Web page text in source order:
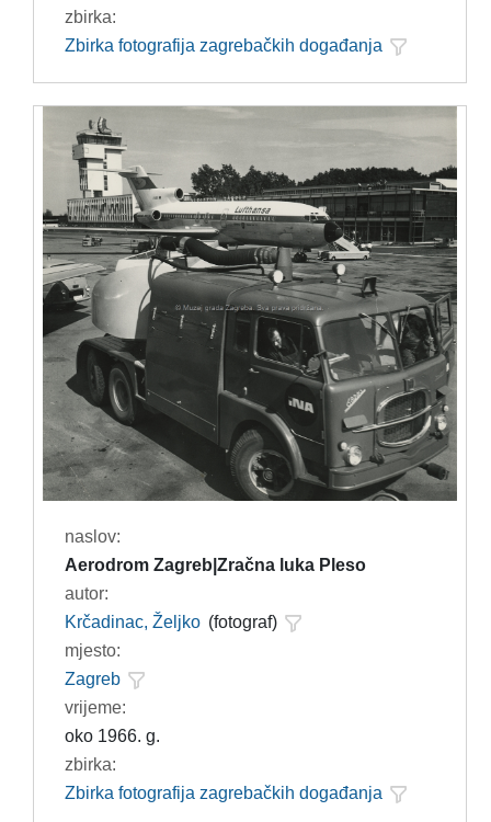
zbirka:
Zbirka fotografija zagrebačkih događanja
naslov:
Aerodrom Zagreb|Zračna luka Pleso
autor:
Krčadinac, Željko (fotograf)
mjesto:
Zagreb
vrijeme:
oko 1966. g.
zbirka:
Zbirka fotografija zagrebačkih događanja